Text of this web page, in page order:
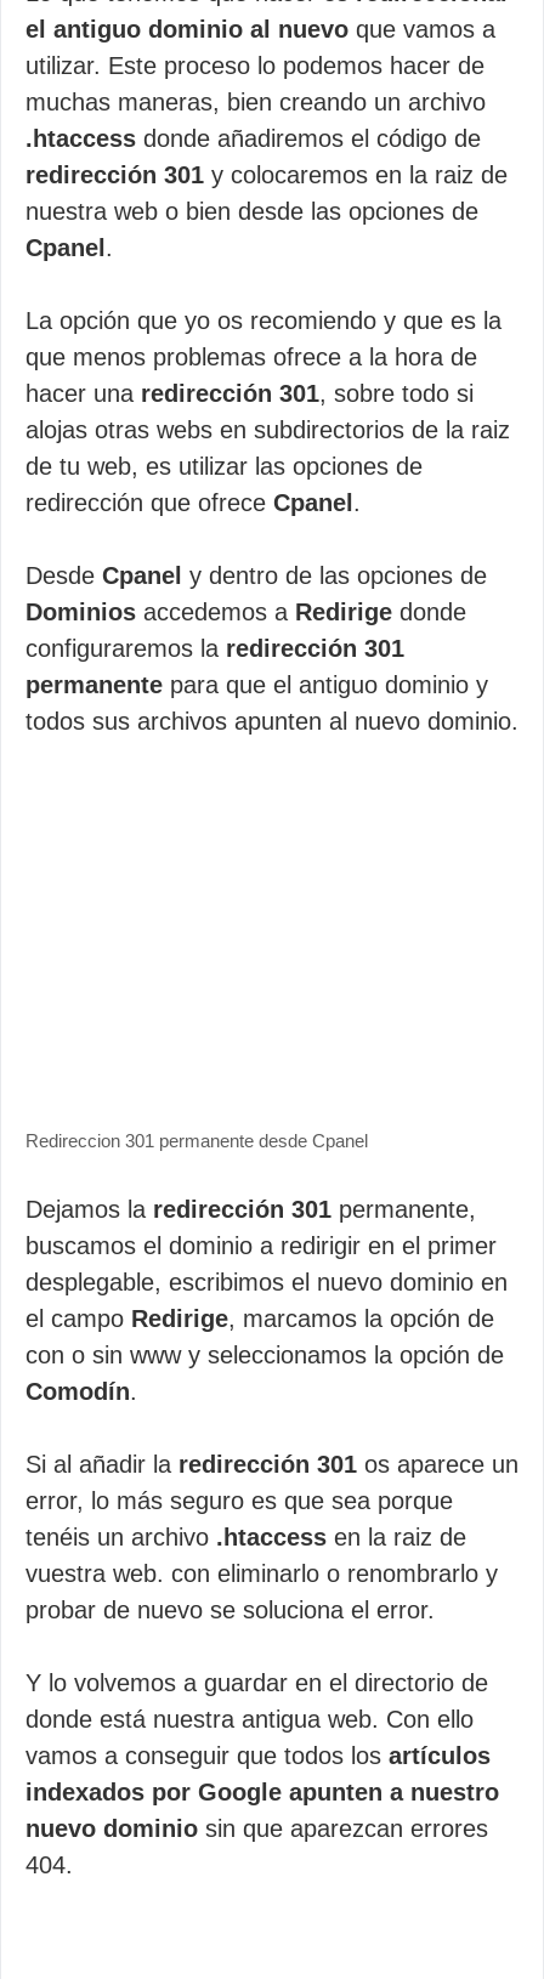
el antiguo dominio al nuevo que vamos a
utilizar. Este proceso lo podemos hacer de
muchas maneras, bien creando un archivo
.htaccess donde añadiremos el código de
redirección 301 y colocaremos en la raiz de
nuestra web o bien desde las opciones de
Cpanel .
La opción que yo os recomiendo y que es la
que menos problemas ofrece a la hora de
hacer una redirección 301, sobre todo si
alojas otras webs en subdirectorios de la raiz
de tu web, es utilizar las opciones de
redirección que ofrece Cpanel .
Desde Cpanel y dentro de las opciones de
Dominios accedemos a Redirige donde
configuraremos la redirección 301
permanente para que el antiguo dominio y
todos sus archivos apunten al nuevo dominio.
Redireccion 301 permanente desde Cpanel
Dejamos la redirección 301 permanente,
buscamos el dominio a redirigir en el primer
desplegable, escribimos el nuevo dominio en
el campo Redirige, marcamos la opción de
con o sin www y seleccionamos la opción de
Comodín.
Si al añadir la redirección 301 os aparece un
error, lo más seguro es que sea porque
tenéis un archivo .htaccess en la raiz de
vuestra web. con eliminarlo o renombrarlo y
probar de nuevo se soluciona el error.
Y lo volvemos a guardar en el directorio de
donde está nuestra antigua web. Con ello
vamos a conseguir que todos los artículos
indexados por Google apunten a nuestro
nuevo dominio sin que aparezcan errores
404.